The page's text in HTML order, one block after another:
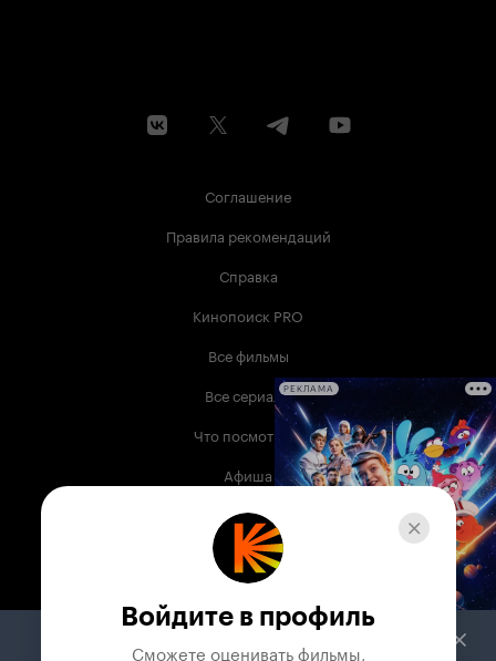
Соглашение
Правила рекомендаций
Справка
Кинопоиск PRO
Все фильмы
Все сериалы
Что посмотреть
Афиша
Музыка
Телепрограмма
Служба поддержки
РЕКЛАМА
Войдите в профиль
Сможете оценивать фильмы,